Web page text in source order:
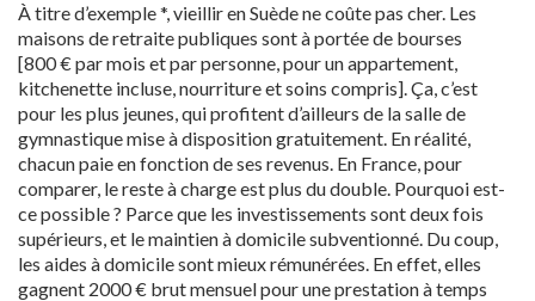
À titre d’exemple *, vieillir en Suède ne coûte pas cher. Les
maisons de retraite publiques sont à portée de bourses
[800 € par mois et par personne, pour un appartement,
kitchenette incluse, nourriture et soins compris]. Ça, c’est
pour les plus jeunes, qui profitent d’ailleurs de la salle de
gymnastique mise à disposition gratuitement. En réalité,
chacun paie en fonction de ses revenus. En France, pour
comparer, le reste à charge est plus du double. Pourquoi est-
ce possible ? Parce que les investissements sont deux fois
supérieurs, et le maintien à domicile subventionné. Du coup,
les aides à domicile sont mieux rémunérées. En effet, elles
gagnent 2000 € brut mensuel pour une prestation à temps